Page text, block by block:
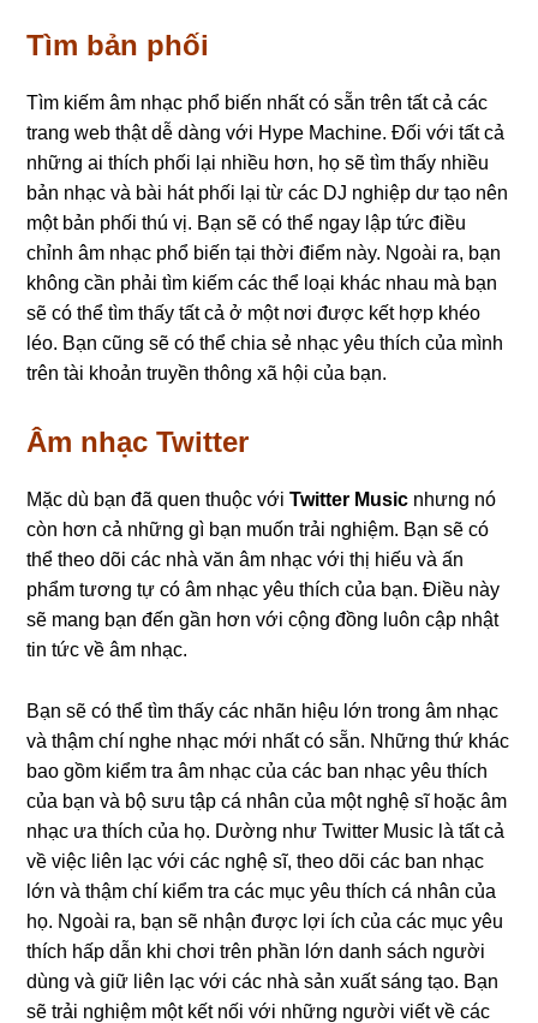
Tìm bản phối
Tìm kiếm âm nhạc phổ biến nhất có sẵn trên tất cả các
trang web thật dễ dàng với Hype Machine. Đối với tất cả
những ai thích phối lại nhiều hơn, họ sẽ tìm thấy nhiều
bản nhạc và bài hát phối lại từ các DJ nghiệp dư tạo nên
một bản phối thú vị. Bạn sẽ có thể ngay lập tức điều
chỉnh âm nhạc phổ biến tại thời điểm này. Ngoài ra, bạn
không cần phải tìm kiếm các thể loại khác nhau mà bạn
sẽ có thể tìm thấy tất cả ở một nơi được kết hợp khéo
léo. Bạn cũng sẽ có thể chia sẻ nhạc yêu thích của mình
trên tài khoản truyền thông xã hội của bạn.
Âm nhạc Twitter
Mặc dù bạn đã quen thuộc vớiTwitter Music nhưng nó
còn hơn cả những gì bạn muốn trải nghiệm. Bạn sẽ có
thể theo dõi các nhà văn âm nhạc với thị hiếu và ấn
phẩm tương tự có âm nhạc yêu thích của bạn. Điều này
sẽ mang bạn đến gần hơn với cộng đồng luôn cập nhật
tin tức về âm nhạc.
Bạn sẽ có thể tìm thấy các nhãn hiệu lớn trong âm nhạc
và thậm chí nghe nhạc mới nhất có sẵn. Những thứ khác
bao gồm kiểm tra âm nhạc của các ban nhạc yêu thích
của bạn và bộ sưu tập cá nhân của một nghệ sĩ hoặc âm
nhạc ưa thích của họ. Dường như Twitter Music là tất cả
về việc liên lạc với các nghệ sĩ, theo dõi các ban nhạc
lớn và thậm chí kiểm tra các mục yêu thích cá nhân của
họ. Ngoài ra, bạn sẽ nhận được lợi ích của các mục yêu
thích hấp dẫn khi chơi trên phần lớn danh sách người
dùng và giữ liên lạc với các nhà sản xuất sáng tạo. Bạn
sẽ trải nghiệm một kết nối với những người viết về các